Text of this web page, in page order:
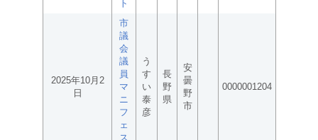
ト
2025年10月2
日
市
議
会
議
員
マ
ニ
フ
ェ
ス
う
す
い
泰
彦
長
野
県
安
曇
野
市
0000001204